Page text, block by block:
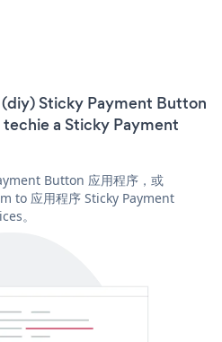
(diy) Sticky Payment Button
techie a Sticky Payment
Button 应用程序，或
to 应用程序 Sticky Payment
。